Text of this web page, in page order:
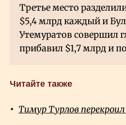
Третье место
$5,4 млрд каждый и
Утемуратов совершил
прибавил $1,7 млрд и
Читайте также
Тимур Турлов